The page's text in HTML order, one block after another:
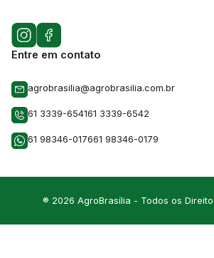
Entre em contato
agrobrasilia@agrobrasilia.com.br
61 3339-654161 3339-6542
61 98346-017661 98346-0179
® 2026 AgroBrasília - Todos os